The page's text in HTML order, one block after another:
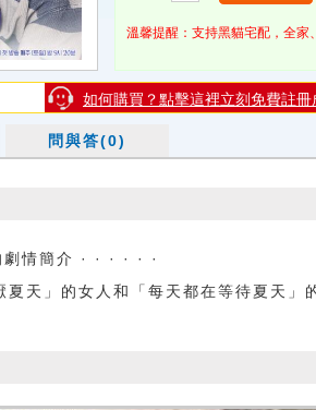
溫馨提醒：支持黑貓宅配，全家
如何購買？點擊這裡立刻免費註冊
問與答(0)
情簡介 · · · · · ·
」的女人和「每天都在等待夏天」